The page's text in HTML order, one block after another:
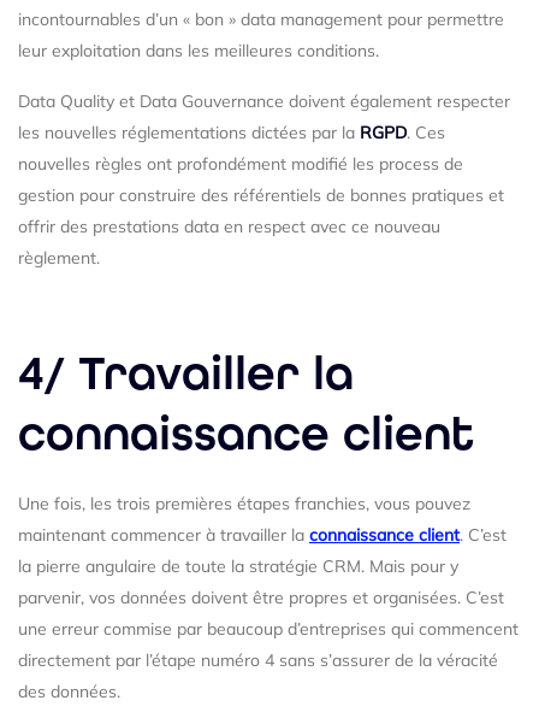
incontournables d’un « bon » data management pour permettre
leur exploitation dans les meilleures conditions.
Data Quality et Data Gouvernance doivent également respecter
les nouvelles réglementations dictées par la RGPD. Ces
nouvelles règles ont profondément modifié les process de
gestion pour construire des référentiels de bonnes pratiques et
offrir des prestations data en respect avec ce nouveau
règlement.
4/ Travailler la
connaissance client
Une fois, les trois premières étapes franchies, vous pouvez
maintenant commencer à travailler la connaissance client. C’est
la pierre angulaire de toute la stratégie CRM. Mais pour y
parvenir, vos données doivent être propres et organisées. C’est
une erreur commise par beaucoup d’entreprises qui commencent
directement par l’étape numéro 4 sans s’assurer de la véracité
des données.